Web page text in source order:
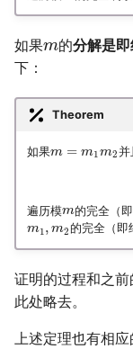
如果m的分解是
下：
Theorem
如果m = m1m2并
遍历模m的完全（
m1, m2 的完全（即
证明的过程和之
此处略去。
上述定理也有相应